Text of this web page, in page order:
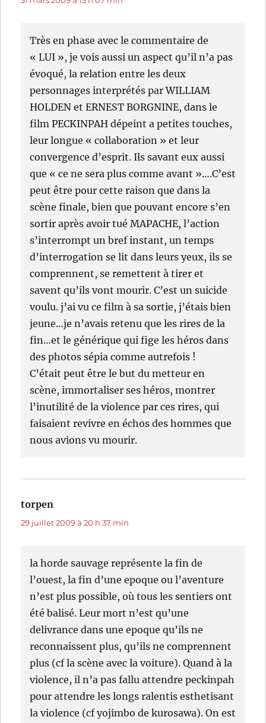
Très en phase avec le commentaire de
« LUI », je vois aussi un aspect qu’il n’a pas
évoqué, la relation entre les deux
personnages interprétés par WILLIAM
HOLDEN et ERNEST BORGNINE, dans le
film PECKINPAH dépeint a petites touches,
leur longue « collaboration » et leur
convergence d’esprit. Ils savant eux aussi
que « ce ne sera plus comme avant »….C’est
peut être pour cette raison que dans la
scène finale, bien que pouvant encore s’en
sortir après avoir tué MAPACHE, l’action
s’interrompt un bref instant, un temps
d’interrogation se lit dans leurs yeux, ils se
comprennent, se remettent à tirer et
savent qu’ils vont mourir. C’est un suicide
voulu. j’ai vu ce film à sa sortie, j’étais bien
jeune…je n’avais retenu que les rires de la
fin…et le générique qui fige les héros dans
des photos sépia comme autrefois !
C’était peut être le but du metteur en
scène, immortaliser ses héros, montrer
l’inutilité de la violence par ces rires, qui
faisaient revivre en échos des hommes que
nous avions vu mourir.
torpen
29 juillet 2009 à 20 h 37 min
la horde sauvage représente la fin de
l’ouest, la fin d’une epoque ou l’aventure
n’est plus possible, où tous les sentiers ont
été balisé. Leur mort n’est qu’une
delivrance dans une epoque qu’ils ne
reconnaissent plus, qu’ils ne comprennent
plus (cf la scène avec la voiture). Quand à la
violence, il n’a pas fallu attendre peckinpah
pour attendre les longs ralentis esthetisant
la violence (cf yojimbo de kurosawa). On est